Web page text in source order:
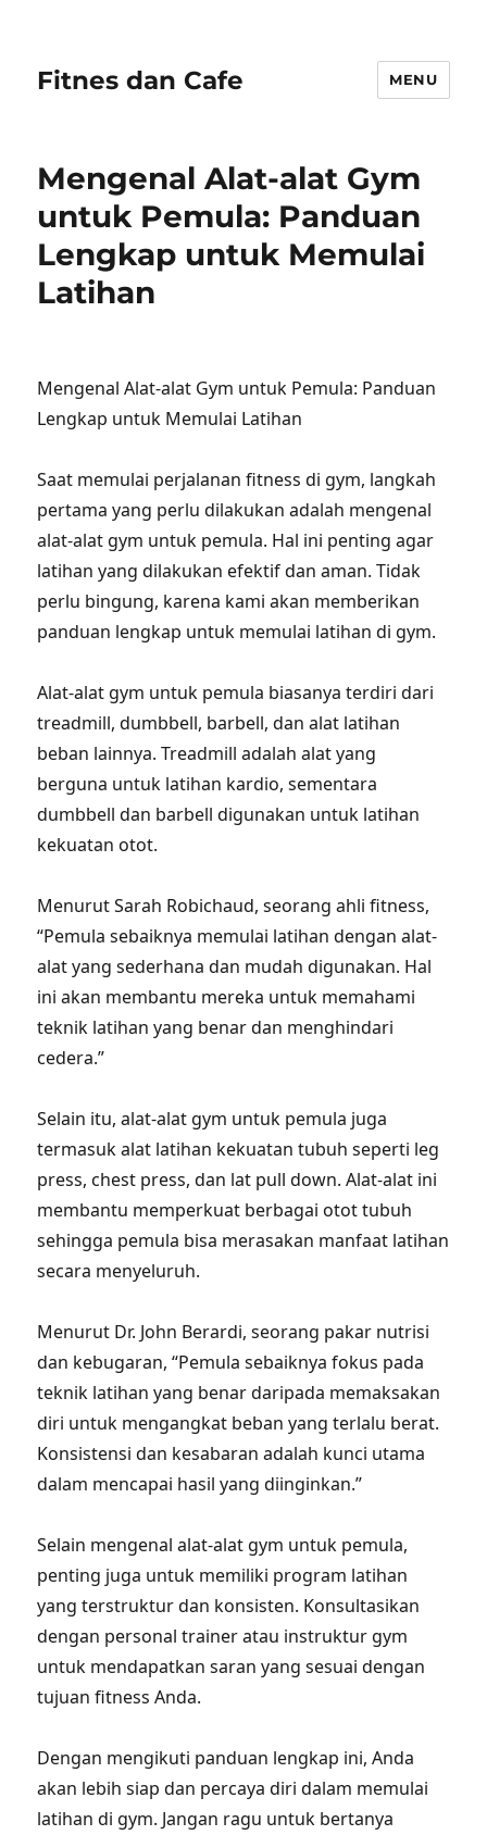
Fitnes dan Cafe MENU
Mengenal Alat-alat Gym
untuk Pemula: Panduan
Lengkap untuk Memulai
Latihan
Mengenal Alat-alat Gym untuk Pemula: Panduan
Lengkap untuk Memulai Latihan
Saat memulai perjalanan fitness di gym, langkah
pertama yang perlu dilakukan adalah mengenal
alat-alat gym untuk pemula. Hal ini penting agar
latihan yang dilakukan efektif dan aman. Tidak
perlu bingung, karena kami akan memberikan
panduan lengkap untuk memulai latihan di gym.
Alat-alat gym untuk pemula biasanya terdiri dari
treadmill, dumbbell, barbell, dan alat latihan
beban lainnya. Treadmill adalah alat yang
berguna untuk latihan kardio, sementara
dumbbell dan barbell digunakan untuk latihan
kekuatan otot.
Menurut Sarah Robichaud, seorang ahli fitness,
“Pemula sebaiknya memulai latihan dengan alat-
alat yang sederhana dan mudah digunakan. Hal
ini akan membantu mereka untuk memahami
teknik latihan yang benar dan menghindari
cedera.”
Selain itu, alat-alat gym untuk pemula juga
termasuk alat latihan kekuatan tubuh seperti leg
press, chest press, dan lat pull down. Alat-alat ini
membantu memperkuat berbagai otot tubuh
sehingga pemula bisa merasakan manfaat latihan
secara menyeluruh.
Menurut Dr. John Berardi, seorang pakar nutrisi
dan kebugaran, “Pemula sebaiknya fokus pada
teknik latihan yang benar daripada memaksakan
diri untuk mengangkat beban yang terlalu berat.
Konsistensi dan kesabaran adalah kunci utama
dalam mencapai hasil yang diinginkan.”
Selain mengenal alat-alat gym untuk pemula,
penting juga untuk memiliki program latihan
yang terstruktur dan konsisten. Konsultasikan
dengan personal trainer atau instruktur gym
untuk mendapatkan saran yang sesuai dengan
tujuan fitness Anda.
Dengan mengikuti panduan lengkap ini, Anda
akan lebih siap dan percaya diri dalam memulai
latihan di gym. Jangan ragu untuk bertanya